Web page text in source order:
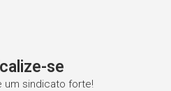
se
um sindicato forte!